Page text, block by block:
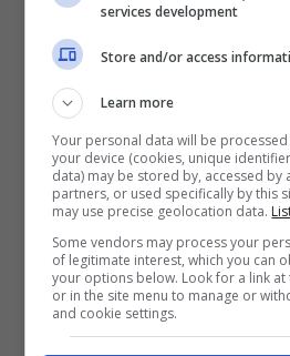
nuove impostazioni di
grafica. Lo stesso Achille
restyling visivo,
aspetto sorprendente.
implementate numerose
aggiornamenti minori, tra
delle prestazioni e la
come l’impossibilità di
gli scatti durante gli
questi miglioramenti, i
services development
Store and/or access
Learn more
Your personal data will be
your device (cookies, unique
data) may be stored by, accessed by
partners, or used specifically by this
may use precise geolocation data.
Some vendors may process your
of legitimate interest, which you can
your options below. Look for a link
or in the site menu to manage or
and cookie settings.